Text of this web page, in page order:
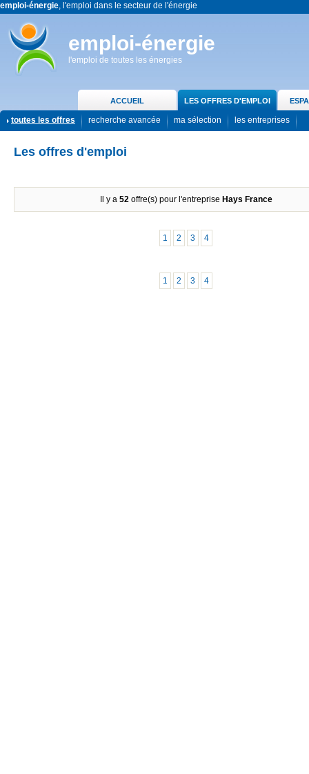
emploi-énergie, l'emploi dans le secteur de l'énergie
emploi-énergie
l'emploi de toutes les énergies
ACCUEIL LES OFFRES D'EMPLOI
toutes les offres recherche avancée ma sélection les entreprises
Les offres d'emploi
Il y a 52offre(s) pour l'entreprise Hays France
1 2 3 4
1 2 3 4